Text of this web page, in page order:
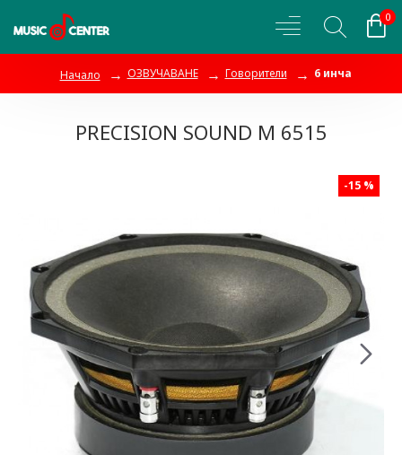
0
Начало ОЗВУЧАВАНЕ Говорители 6 инча
PRECISION SOUND M 6515
-15 %